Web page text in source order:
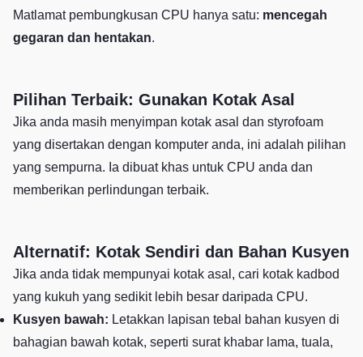
Matlamat pembungkusan CPU hanya satu: mencegah
gegaran dan hentakan.
Pilihan Terbaik: Gunakan Kotak Asal
Jika anda masih menyimpan kotak asal dan styrofoam
yang disertakan dengan komputer anda, ini adalah pilihan
yang sempurna. Ia dibuat khas untuk CPU anda dan
memberikan perlindungan terbaik.
Alternatif: Kotak Sendiri dan Bahan Kusyen
Jika anda tidak mempunyai kotak asal, cari kotak kadbod
yang kukuh yang sedikit lebih besar daripada CPU.
Kusyen bawah: Letakkan lapisan tebal bahan kusyen di
bahagian bawah kotak, seperti surat khabar lama, tuala,